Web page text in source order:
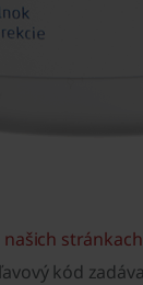
našich stránkach
kód